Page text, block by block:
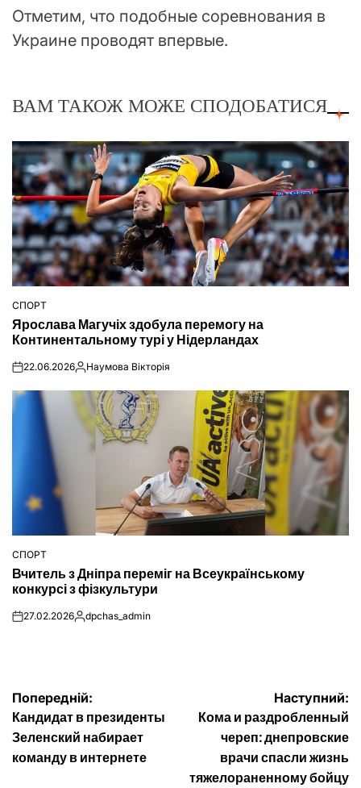
Отметим, что подобные соревнования в
Украине проводят впервые.
ВАМ ТАКОЖ МОЖЕ СПОДОБАТИСЯ
ОПУБЛІКУВАТИ
У
СПОРТ
Ярослава Магучіх здобула перемогу на
Континентальному турі у Нідерландах
on22.06.2026Опубліковано
Наумова Вікторія
ОПУБЛІКУВАТИ
У
СПОРТ
Вчитель з Дніпра переміг на Всеукраїнському
конкурсі з фізкультури
on27.02.2026Опубліковано
dpchas_admin
Навігація
записів
Попередній:
Кандидат в президенты
Зеленский набирает
команду в интернете
Наступний:
Кома и раздробленный
череп: днепровские
врачи спасли жизнь
тяжелораненному бойцу